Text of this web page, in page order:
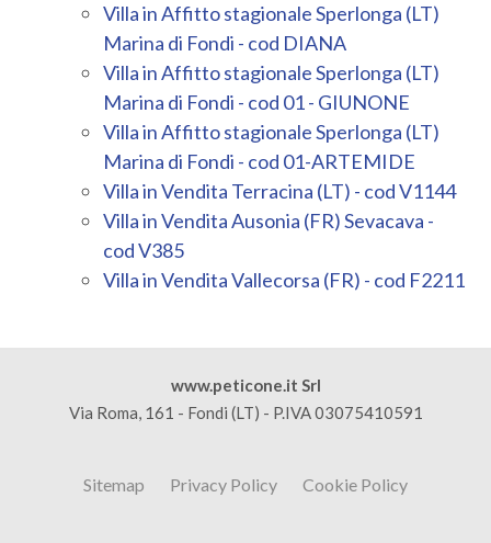
Villa in Affitto stagionale Sperlonga (LT)
Marina di Fondi - cod DIANA
Villa in Affitto stagionale Sperlonga (LT)
Marina di Fondi - cod 01 - GIUNONE
Villa in Affitto stagionale Sperlonga (LT)
Marina di Fondi - cod 01-ARTEMIDE
Villa in Vendita Terracina (LT) - cod V1144
Villa in Vendita Ausonia (FR) Sevacava -
cod V385
Villa in Vendita Vallecorsa (FR) - cod F2211
www.peticone.it Srl
Via Roma, 161 - Fondi (LT) - P.IVA 03075410591
Sitemap Privacy Policy Cookie Policy